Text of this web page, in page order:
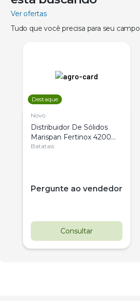
Ver ofertas
Tudo que você precisa para seu campo
Destaque
Novo
Distribuidor De Sólidos
Marispan Fertinox 4200
Citrus
Batatais
Pergunte ao vendedor
Consultar